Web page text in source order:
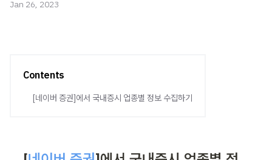
Jan 26, 2023
Contents
[네이버 증권]에서 국내증시 업종별 정보 수집하기